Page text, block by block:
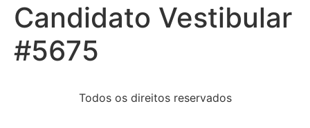
Candidato Vestibular
#5675
Todos os direitos reservados